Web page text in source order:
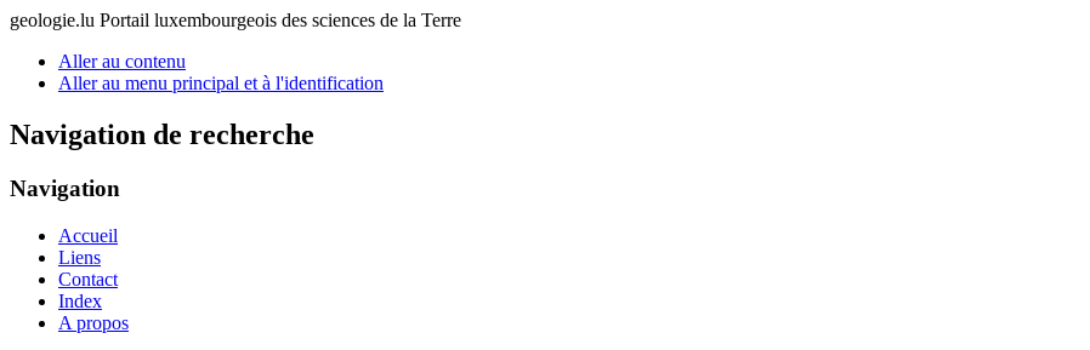
geologie.lu Portail luxembourgeois des sciences de la Terre
Aller au contenu
Aller au menu principal et à l'identification
Navigation de recherche
Navigation
Accueil
Liens
Contact
Index
A propos